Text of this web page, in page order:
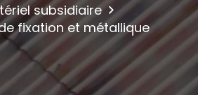
subsidiaire
fixation et métallique